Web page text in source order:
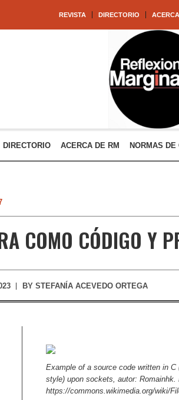
REVISTA DIRECTORIO
DIRECTORIO ACERCA DE RM NORMAS DE
COMO CÓDIGO Y
BY STEFANÍA ACEVEDO ORTEGA
Example of a source code written in C
style) upon sockets, autor: Romainhk.
https://commons.wikimedia.org/wiki/